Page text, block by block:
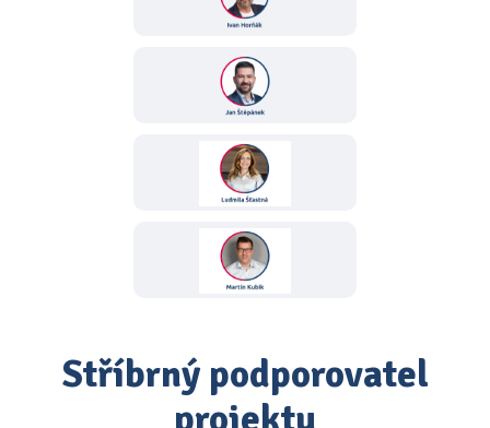
Stříbrný podporovatel